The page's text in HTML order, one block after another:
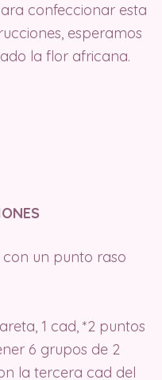
confeccionar esta
esperamos
la flor africana.
con un punto raso
1 cad, *2 puntos
6 grupos de 2
la tercera cad del